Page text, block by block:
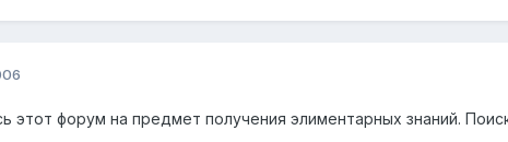
этот форум на предмет получения элиментарных знаний.